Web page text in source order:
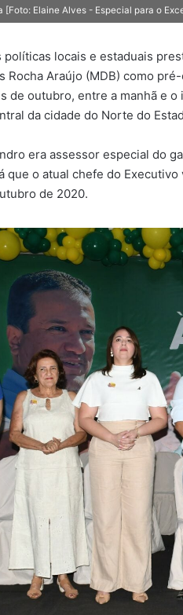
[Foto: Elaine Alves - Especial para o
políticas locais e estaduais
Rocha Araújo (MDB) como
de outubro, entre a manhã e
da cidade do Norte do
era assessor especial do
que o atual chefe do
de 2020.